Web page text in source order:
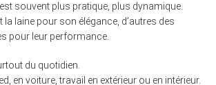
souvent plus pratique, plus dynamique.
la laine pour son élégance, d’autres des
pour leur performance.
du quotidien.
en voiture, travail en extérieur ou en intérieur.